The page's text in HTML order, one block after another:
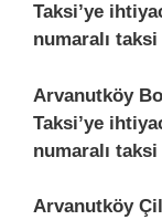
Taksi’ye
numaralı taksi
Arvanutköy
Taksi’ye
numaralı taksi
Arvanutköy